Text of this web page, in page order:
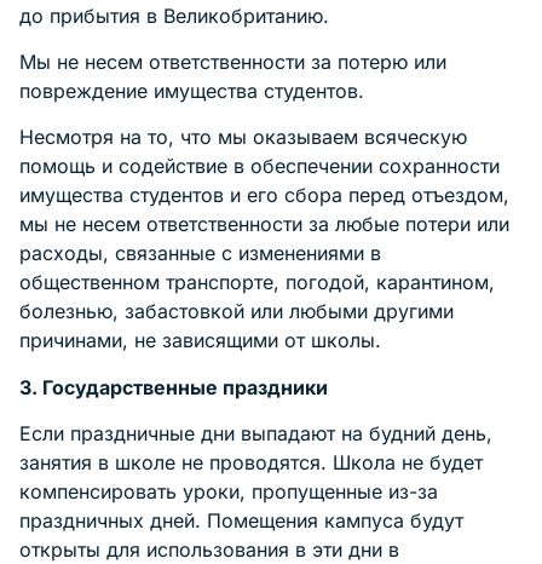
до прибытия в Великобританию.
Мы не несем ответственности за потерю или
повреждение имущества студентов.
Несмотря на то, что мы оказываем всяческую
помощь и содействие в обеспечении сохранности
имущества студентов и его сбора перед отъездом,
мы не несем ответственности за любые потери или
расходы, связанные с изменениями в
общественном транспорте, погодой, карантином,
болезнью, забастовкой или любыми другими
причинами, не зависящими от школы.
3. Государственные праздники
Если праздничные дни выпадают на будний день,
занятия в школе не проводятся. Школа не будет
компенсировать уроки, пропущенные из-за
праздничных дней. Помещения кампуса будут
открыты для использования в эти дни в